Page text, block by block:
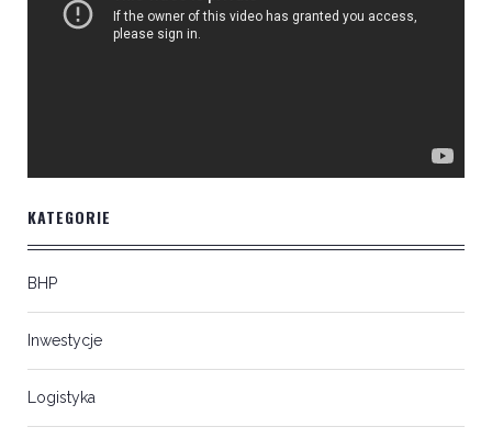
KATEGORIE
BHP
Inwestycje
Logistyka